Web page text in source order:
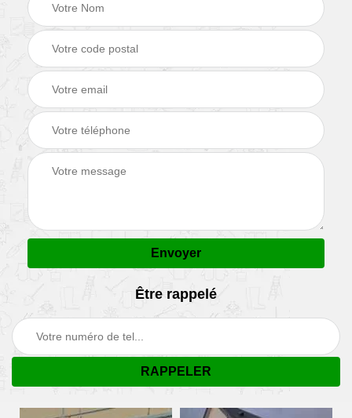
Être rappelé